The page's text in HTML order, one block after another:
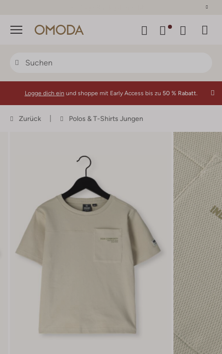
Menü
Logge dich ein und shoppe mit Early Access bis zu 50 % Rabatt.
Zurück Polos & T-Shirts Jungen